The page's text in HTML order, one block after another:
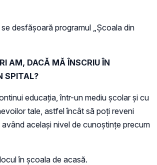
desfășoară programul „Școala din
AM, DACĂ MĂ ÎNSCRIU ÎN
SPITAL?
educația, într-un mediu școlar și cu
tale, astfel încât să poți reveni
același nivel de cunoștințe precum
în școala de acasă.